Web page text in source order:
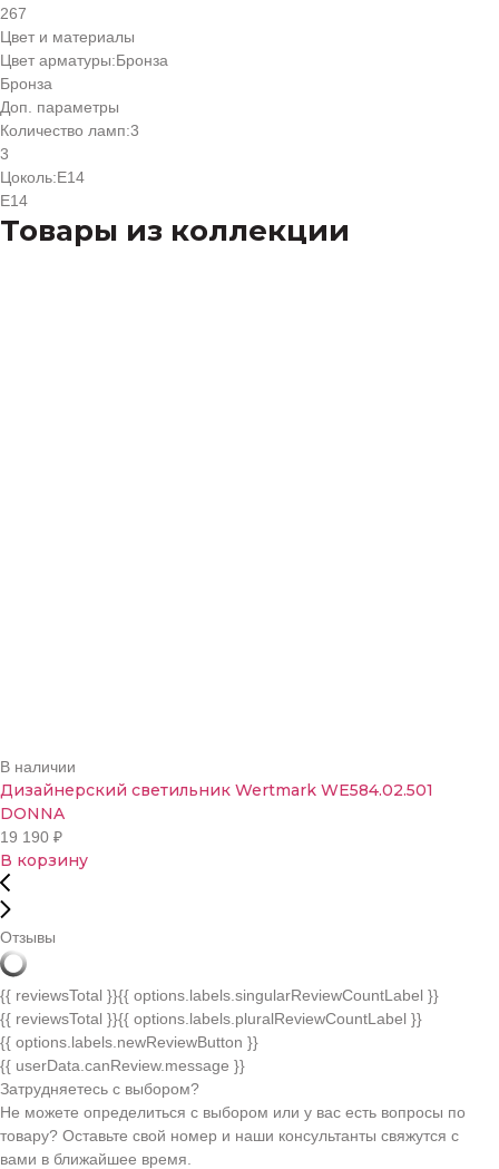
267
Цвет и материалы
Цвет арматуры:Бронза
Бронза
Доп. параметры
Количество ламп:3
3
Цоколь:Е14
Е14
Товары из коллекции
В наличии
Дизайнерский светильник Wertmark WE584.02.501
DONNA
19 190 ₽
В корзину
Отзывы
{{ reviewsTotal }}{{ options.labels.singularReviewCountLabel }}
{{ reviewsTotal }}{{ options.labels.pluralReviewCountLabel }}
{{ options.labels.newReviewButton }}
{{ userData.canReview.message }}
Затрудняетесь с выбором?
Не можете определиться с выбором или у вас есть вопросы по
товару? Оставьте свой номер и наши консультанты свяжутся с
вами в ближайшее время.